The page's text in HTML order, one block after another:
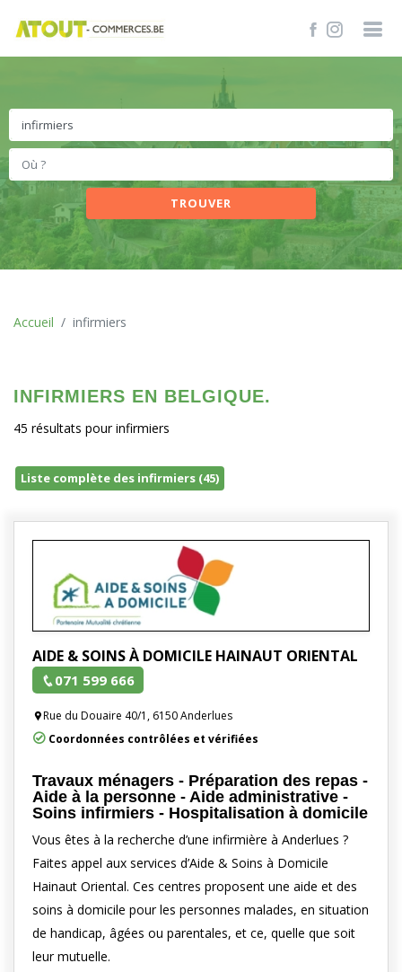
TROUVER
Accueil infirmiers
INFIRMIERS EN BELGIQUE.
45 résultats pour infirmiers
Liste complète des infirmiers (45)
AIDE & SOINS À DOMICILE HAINAUT ORIENTAL
071 599 666
Rue du Douaire 40/1, 6150 Anderlues
Coordonnées contrôlées et vérifiées
Travaux ménagers - Préparation des repas -
Aide à la personne - Aide administrative -
Soins infirmiers - Hospitalisation à domicile
Vous êtes à la recherche d’une infirmière à Anderlues ?
Faites appel aux services d’Aide & Soins à Domicile
Hainaut Oriental. Ces centres proposent une aide et des
soins à domicile pour les personnes malades, en situation
de handicap, âgées ou parentales, et ce, quelle que soit
leur mutuelle.